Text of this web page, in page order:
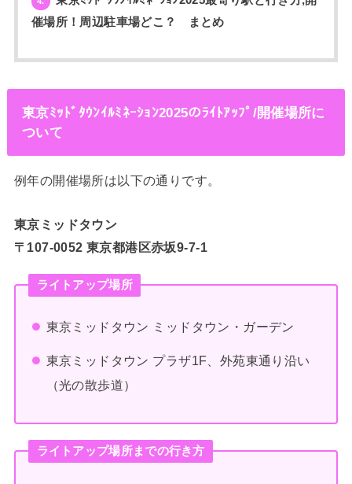
催場所！周辺駐車場どこ？ まとめ
東京ﾐｯﾄﾞﾀｳﾝｲﾙﾐﾈｰｼｮﾝ2025のﾗｲﾄｱｯﾌﾟ/開催場所に
ついて
例年の開催場所は以下の通りです。
東京ミッドタウン
〒107-0052 東京都港区赤坂9-7-1
ライトアップ場所
東京ミッドタウン ミッドタウン・ガーデン
東京ミッドタウン プラザ1F、外苑東通り沿い
（光の散歩道）
ライトアップ場所までの行き方